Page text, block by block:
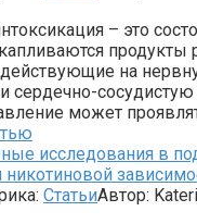
– это
продукты
на
сердечно-сосудистую
может
исследования в
никотиновой
СтатьиАвтор: